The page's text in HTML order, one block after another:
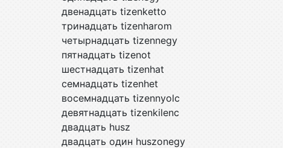
двенадцать tizenketto
тринадцать tizenharom
четырнадцать tizennegy
пятнадцать tizenot
шестнадцать tizenhat
семнадцать tizenhet
восемнадцать tizennyolc
девятнадцать tizenkilenc
двадцать husz
двадцать один huszonegy